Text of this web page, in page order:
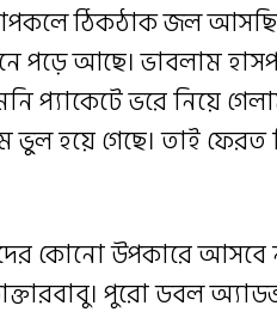
ঠিকঠাক জল
পড়ে আছে। ভাবলাম
প্যাকেটে ভরে নিয়ে
হয়ে গেছে। তাই ফেরত
কোনো উপকারে আসবে
পুরো ডবল